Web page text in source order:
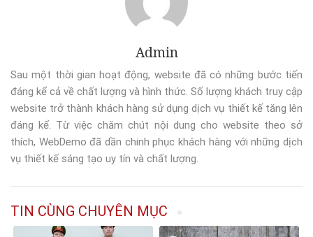
Admin
Sau một thời gian hoạt động, website đã có những bước tiến
đáng kể cả về chất lượng và hình thức. Số lượng khách truy cập
website trở thành khách hàng sử dụng dịch vụ thiết kế tăng lên
đáng kể. Từ việc chăm chút nội dung cho website theo sở
thích, WebDemo đã dần chinh phục khách hàng với những dịch
vụ thiết kế sáng tạo uy tín và chất lượng.
TIN CÙNG CHUYÊN MỤC